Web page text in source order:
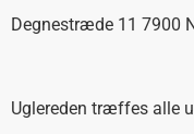
Degnestræde 11 7900
Uglereden træffes alle